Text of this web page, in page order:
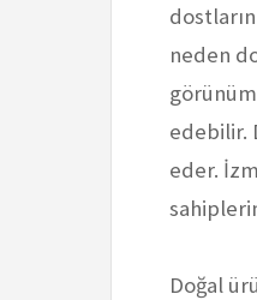
neden
edebilir.
eder.
Doğal